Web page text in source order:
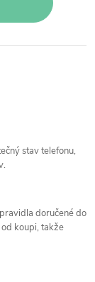
stav telefonu,
doručené do
koupi, takže